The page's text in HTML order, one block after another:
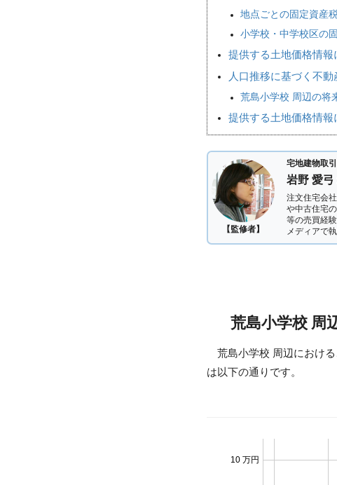
地点ごとの固定資産
小学校・中学校区の
提供する土地価格情報
人口推移に基づく不
荒島小学校 周辺の将
提供する土地価格情報
【監修者】
宅地建物取
岩野 愛弓
注文住宅会
や中古住宅
等の売買経
メディアで
荒島小学校 周
荒島小学校 周辺におけ
は以下の通りです。
10 万円